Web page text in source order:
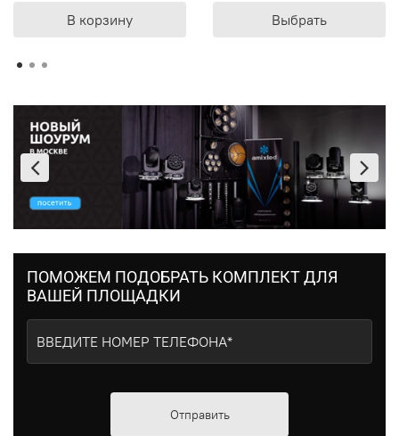
В корзину Выбрать
ПОМОЖЕМ ПОДОБРАТЬ КОМПЛЕКТ ДЛЯ
ВАШЕЙ ПЛОЩАДКИ
Отправить